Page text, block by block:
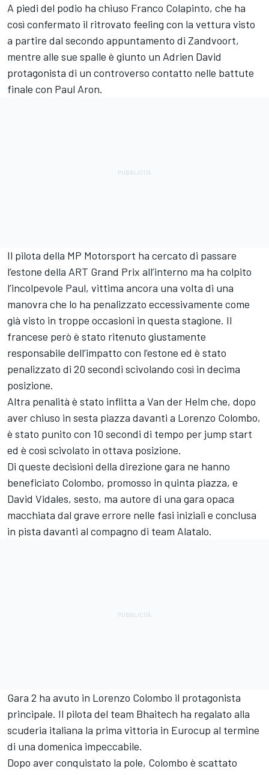
A piedi del podio ha chiuso Franco Colapinto, che ha
così confermato il ritrovato feeling con la vettura visto
a partire dal secondo appuntamento di Zandvoort,
mentre alle sue spalle è giunto un Adrien David
protagonista di un controverso contatto nelle battute
finale con Paul Aron.
Il pilota della MP Motorsport ha cercato di passare
l’estone della ART Grand Prix all’interno ma ha colpito
l’incolpevole Paul, vittima ancora una volta di una
manovra che lo ha penalizzato eccessivamente come
già visto in troppe occasioni in questa stagione. Il
francese però è stato ritenuto giustamente
responsabile dell’impatto con l’estone ed è stato
penalizzato di 20 secondi scivolando così in decima
posizione.
Altra penalità è stato inflitta a Van der Helm che, dopo
aver chiuso in sesta piazza davanti a Lorenzo Colombo,
è stato punito con 10 secondi di tempo per jump start
ed è così scivolato in ottava posizione.
Di queste decisioni della direzione gara ne hanno
beneficiato Colombo, promosso in quinta piazza, e
David Vidales, sesto, ma autore di una gara opaca
macchiata dal grave errore nelle fasi iniziali e conclusa
in pista davanti al compagno di team Alatalo.
Gara 2 ha avuto in Lorenzo Colombo il protagonista
principale. Il pilota del team Bhaitech ha regalato alla
scuderia italiana la prima vittoria in Eurocup al termine
di una domenica impeccabile.
Dopo aver conquistato la pole, Colombo è scattato